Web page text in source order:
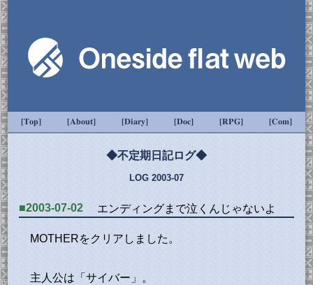
[Top] [About] [Diary] [Doc] [RPG] [Com]
◆不定期日記ログ◆
LOG 2003-07
■2003-07-02 エンディングまで泣くんじゃないよ
MOTHERをクリアしました。
主人公は「サイバー」。